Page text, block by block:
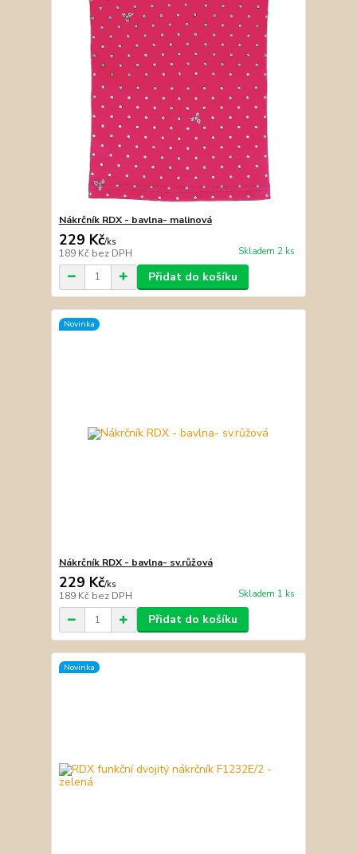
Nákrčník RDX - bavlna- malinová
229 Kč/ks
189 Kč bez DPH Skladem 2 ks
Přidat do košíku
Novinka
Nákrčník RDX - bavlna- sv.růžová
229 Kč/ks
189 Kč bez DPH Skladem 1 ks
Přidat do košíku
Novinka